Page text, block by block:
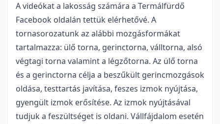
A videókat a lakosság számára a Termálfürdő
Facebook oldalán tettük elérhetővé. A
tornasorozatunk az alábbi mozgásformákat
tartalmazza: ülő torna, gerinctorna, válltorna, alsó
végtagi torna valamint a légzőtorna. Az ülő torna
és a gerinctorna célja a beszűkült gerincmozgások
oldása, testtartás javítása, feszes izmok nyújtása,
gyengült izmok erősítése. Az izmok nyújtásával
tudjuk a feszültséget is oldani. Vállfájdalom esetén